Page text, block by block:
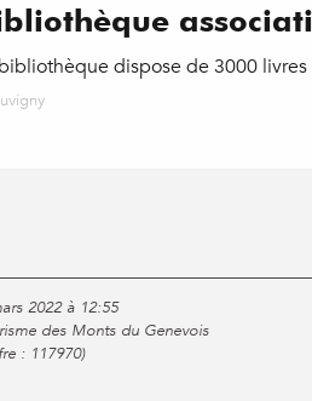
dispose de 3000 livres
2022 à 12:55
des Monts du Genevois
: 117970)